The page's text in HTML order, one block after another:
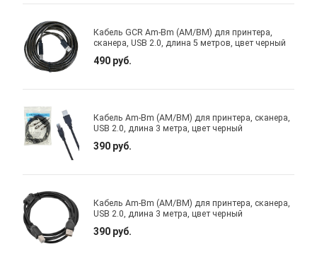
Кабель GCR Am-Bm (AM/BM) для принтера,
сканера, USB 2.0, длина 5 метров, цвет черный
490 руб.
Кабель Am-Bm (AM/BM) для принтера, сканера,
USB 2.0, длина 3 метра, цвет черный
390 руб.
Кабель Am-Bm (AM/BM) для принтера, сканера,
USB 2.0, длина 3 метра, цвет черный
390 руб.